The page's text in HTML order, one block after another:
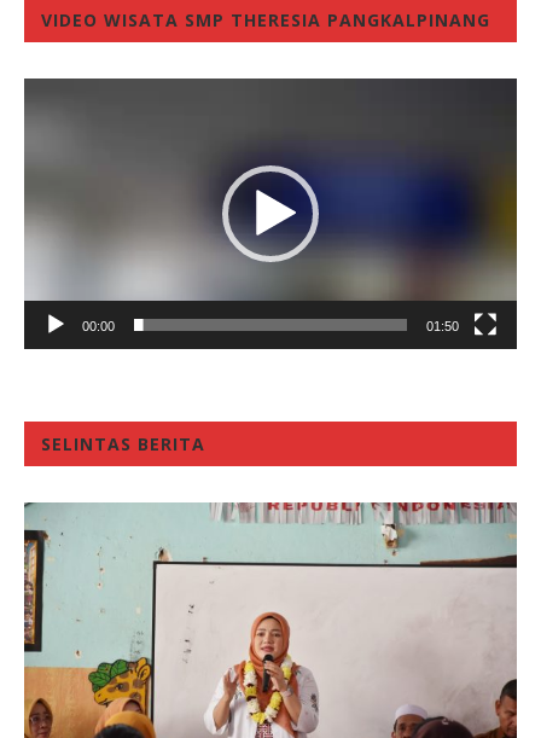
VIDEO WISATA SMP THERESIA PANGKALPINANG
00:00 01:50
SELINTAS BERITA